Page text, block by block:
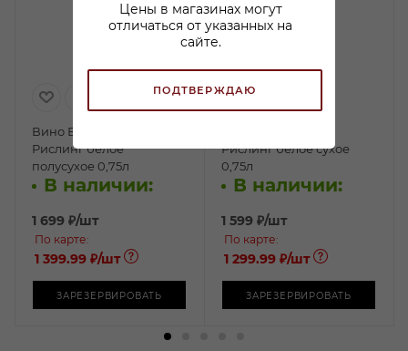
Цены в магазинах могут
отличаться от указанных на
сайте.
ПОДТВЕРЖДАЮ
Вино Вайнбау Ленер
Рислинг белое
полусухое 0,75л
В наличии:
1 699 ₽/шт
По карте:
1 399.99 ₽/шт
ЗАРЕЗЕРВИРОВАТЬ
Рислинг белое сухое
0,75л
В наличии:
1 599 ₽/шт
По карте:
1 299.99 ₽/шт
ЗАРЕЗЕРВИРОВАТЬ